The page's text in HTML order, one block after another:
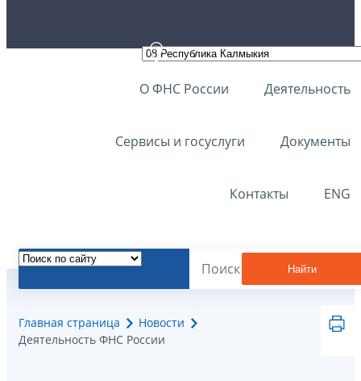
О ФНС России Деятельность
Сервисы и госуслуги Документы
Контакты ENG
Найти
Главная страница
Новости
Деятельность ФНС России